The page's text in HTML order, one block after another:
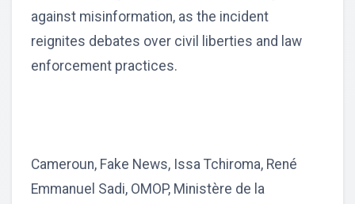
against misinformation, as the incident
reignites debates over civil liberties and law
enforcement practices.
Cameroun, Fake News, Issa Tchiroma, René
Emmanuel Sadi, OMOP, Ministère de la